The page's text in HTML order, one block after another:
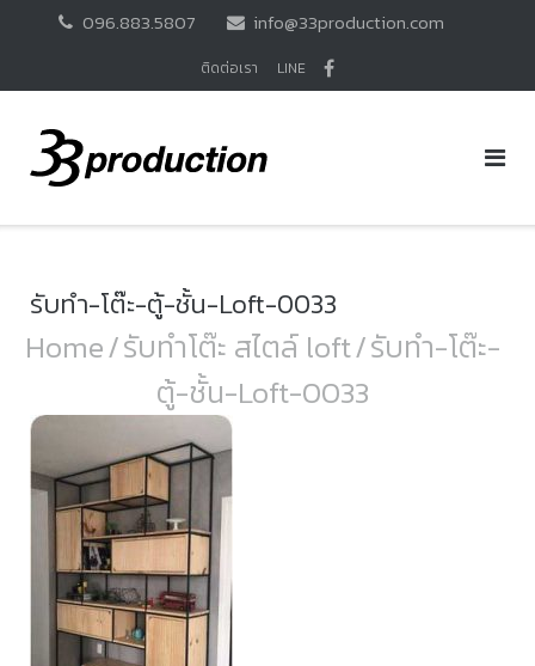
096.883.5807 info@33production.com
ติดต่อเรา LINE
รับทำ-โต๊ะ-ตู้-ชั้น-Loft-0033
Home/รับทำโต๊ะ สไตล์ loft/รับทำ-โต๊ะ-
ตู้-ชั้น-Loft-0033